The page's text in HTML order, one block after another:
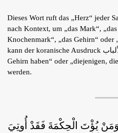
Dieses Wort ruft das „Herz“ jeder
nach Kontext, um „das Mark“,
Knochenmark“, „das Gehirn“ oder
kann der koranische Ausdruck أُولوا الألباب als „diejenigen, die ein
Gehirn haben“ oder „diejenigen,
werden.
يُؤْتَ الْحِكْمَةَ فَقَدْ أُوتِيَ